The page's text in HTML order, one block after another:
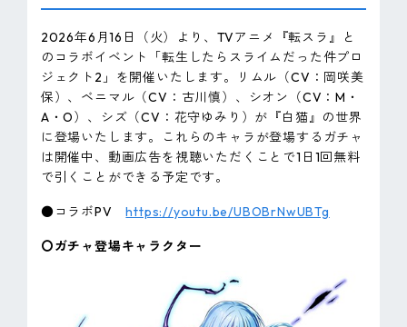
2026年6月16日（火）より、TVアニメ『転スラ』と
のコラボイベント「転生したらスライムだった件プロ
ジェクト2」を開催いたします。リムル（CV：岡咲美
保）、ベニマル（CV：古川慎）、シオン（CV：M・
A・O）、シズ（CV：花守ゆみり）が『白猫』の世界
に登場いたします。これらのキャラが登場するガチャ
は開催中、動画広告を視聴いただくことで1日1回無料
で引くことができる予定です。
●コラボPVhttps://youtu.be/UBOBrNwUBTg
〇ガチャ登場キャラクター